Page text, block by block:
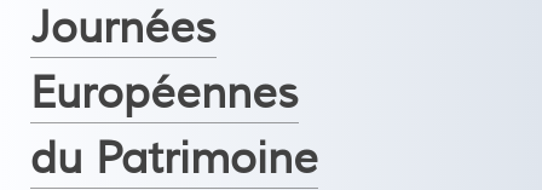
Journées
Européennes
du Patrimoine